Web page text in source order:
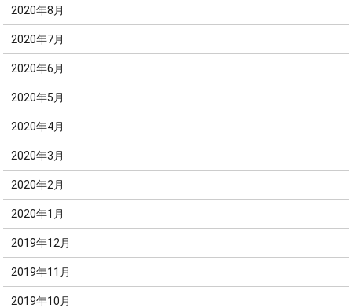
2020年8月
2020年7月
2020年6月
2020年5月
2020年4月
2020年3月
2020年2月
2020年1月
2019年12月
2019年11月
2019年10月